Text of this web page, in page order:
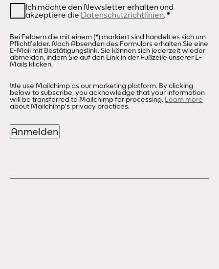
Ich möchte den Newsletter erhalten und
akzeptiere die Datenschutzrichtlinien.*
Bei Feldern die mit einem (*) markiert sind handelt es sich um
Pflichtfelder. Nach Absenden des Formulars erhalten Sie eine
E-Mail mit Bestätigungslink. Sie können sich jederzeit wieder
abmelden, indem Sie auf den Link in der Fußzeile unserer E-
Mails klicken.
We use Mailchimp as our marketing platform. By clicking
below to subscribe, you acknowledge that your information
will be transferred to Mailchimp for processing. Learn more
about Mailchimp's privacy practices.